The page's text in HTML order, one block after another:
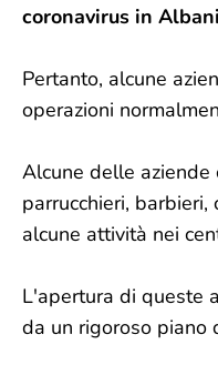
coronavirus in
Pertanto, alcune
operazioni
Alcune delle aziende
parrucchieri, barbieri,
alcune attività nei
L'apertura di queste
da un rigoroso piano